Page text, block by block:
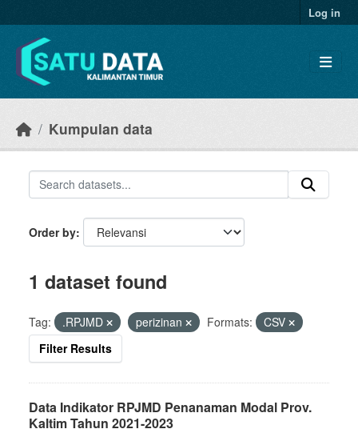
Log in
Kumpulan data
Order by
1 dataset found
Tag: .RPJMD perizinan Formats:
CSV
Filter Results
Data Indikator RPJMD Penanaman Modal Prov.
Kaltim Tahun 2021-2023